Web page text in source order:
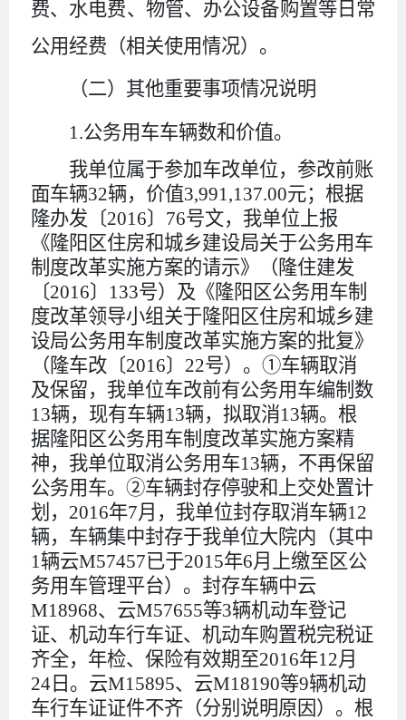
费、水电费、物管、办公设备购置等日常
公用经费 （相关使用情况）。
（二）其他重要事项情况说明
1.公务用车车辆数和价值。
我单位属于参加车改单位，参改前账
面车辆32辆，价值3,991,137.00元；根据
隆办发〔2016〕 76号文，我单位上报
《隆阳区住房和城乡建设局关于公务用车
制度改革实施方案的请示》（隆住建发
〔2016〕 133号）及《隆阳区公务用车制
度改革领导小组关于隆阳区住房和城乡建
设局公务用车制度改革实施方案的批复》
（隆车改〔2016〕 22号）。①车辆取消
及保留，我单位车改前有公务用车编制数
13辆，现有车辆13辆，拟取消13辆。根
据隆阳区公务用车制度改革实施方案精
神，我单位取消公务用车13辆，不再保留
公务用车。②车辆封存停驶和上交处置计
划， 2016年7月，我单位封存取消车辆12
辆，车辆集中封存于我单位大院内（其中
1 辆云M57457已于2015年6月上缴至区公
务用车管理平台）。封存车辆中云
M18968、云M57655等3辆机动车登记
证、机动车行车证、机动车购置税完税证
齐全，年检、保险有效期至2016年12月
24 日。云M15895、云M18190等9辆机动
车行车证证件不齐（分别说明原因）。根